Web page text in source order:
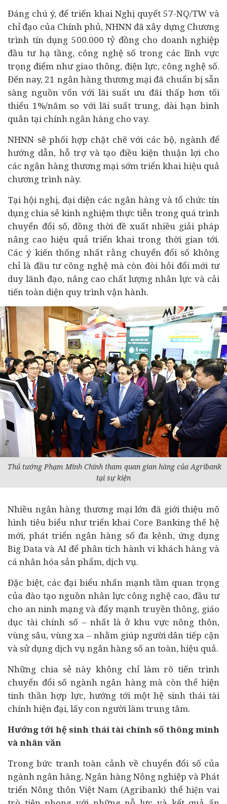
Đáng chú ý, để triển khai Nghị quyết 57-NQ/TW và
chỉ đạo của Chính phủ, NHNN đã xây dựng Chương
trình tín dụng 500.000 tỷ đồng cho doanh nghiệp
đầu tư hạ tầng, công nghệ số trong các lĩnh vực
trọng điểm như giao thông, điện lực, công nghệ số.
Đến nay, 21 ngân hàng thương mại đã chuẩn bị sẵn
sàng nguồn vốn với lãi suất ưu đãi thấp hơn tối
thiểu 1%/năm so với lãi suất trung, dài hạn bình
quân tại chính ngân hàng cho vay.
NHNN sẽ phối hợp chặt chẽ với các bộ, ngành để
hướng dẫn, hỗ trợ và tạo điều kiện thuận lợi cho
các ngân hàng thương mại sớm triển khai hiệu quả
chương trình này.
Tại hội nghị, đại diện các ngân hàng và tổ chức tín
dụng chia sẻ kinh nghiệm thực tiễn trong quá trình
chuyển đổi số, đồng thời đề xuất nhiều giải pháp
nâng cao hiệu quả triển khai trong thời gian tới.
Các ý kiến thống nhất rằng chuyển đổi số không
chỉ là đầu tư công nghệ mà còn đòi hỏi đổi mới tư
duy lãnh đạo, nâng cao chất lượng nhân lực và cải
tiến toàn diện quy trình vận hành.
Thủ tướng Phạm Minh Chính tham quan gian hàng của Agribank
tại sự kiện
Nhiều ngân hàng thương mại lớn đã giới thiệu mô
hình tiêu biểu như triển khai Core Banking thế hệ
mới, phát triển ngân hàng số đa kênh, ứng dụng
Big Data và AI để phân tích hành vi khách hàng và
cá nhân hóa sản phẩm, dịch vụ.
Đặc biệt, các đại biểu nhấn mạnh tầm quan trọng
của đào tạo nguồn nhân lực công nghệ cao, đầu tư
cho an ninh mạng và đẩy mạnh truyền thông, giáo
dục tài chính số – nhất là ở khu vực nông thôn,
vùng sâu, vùng xa – nhằm giúp người dân tiếp cận
và sử dụng dịch vụ ngân hàng số an toàn, hiệu quả.
Những chia sẻ này không chỉ làm rõ tiến trình
chuyển đổi số ngành ngân hàng mà còn thể hiện
tinh thần hợp lực, hướng tới một hệ sinh thái tài
chính hiện đại, lấy con người làm trung tâm.
Hướng tới hệ sinh thái tài chính số thông minh
và nhân văn
Trong bức tranh toàn cảnh về chuyển đổi số của
ngành ngân hàng, Ngân hàng Nông nghiệp và Phát
triển Nông thôn Việt Nam (Agribank) thể hiện vai